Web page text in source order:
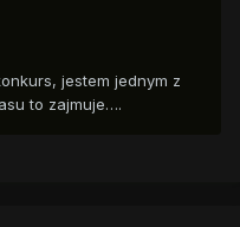
jestem jednym z
to zajmuje….